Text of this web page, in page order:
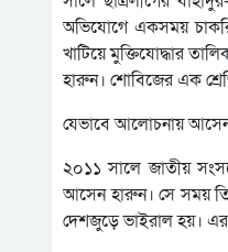
অভিযোগে একসময় চাকরি
খাটিয়ে মুক্তিযোদ্ধার
হারুন। শোবিজের এক
যেভাবে আলোচনায়
২০১১ সালে জাতীয়
আসেন হারুন। সে সময়
দেশজুড়ে ভাইরাল হয়।